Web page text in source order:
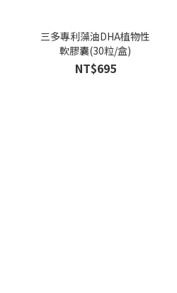
三多專利藻油DHA植物性
軟膠囊(30粒/盒)
NT$695